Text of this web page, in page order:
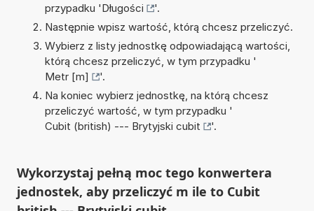
przypadku 'Długości
'.
Następnie wpisz wartość, którą chcesz przeliczyć.
Wybierz z listy jednostkę odpowiadającą wartości,
którą chcesz przeliczyć, w tym przypadku '
Metr [m]
'.
Na koniec wybierz jednostkę, na którą chcesz
przeliczyć wartość, w tym przypadku '
Cubit (british) --- Brytyjski cubit
'.
Wykorzystaj pełną moc tego konwertera
jednostek, aby przeliczyć m ile to Cubit